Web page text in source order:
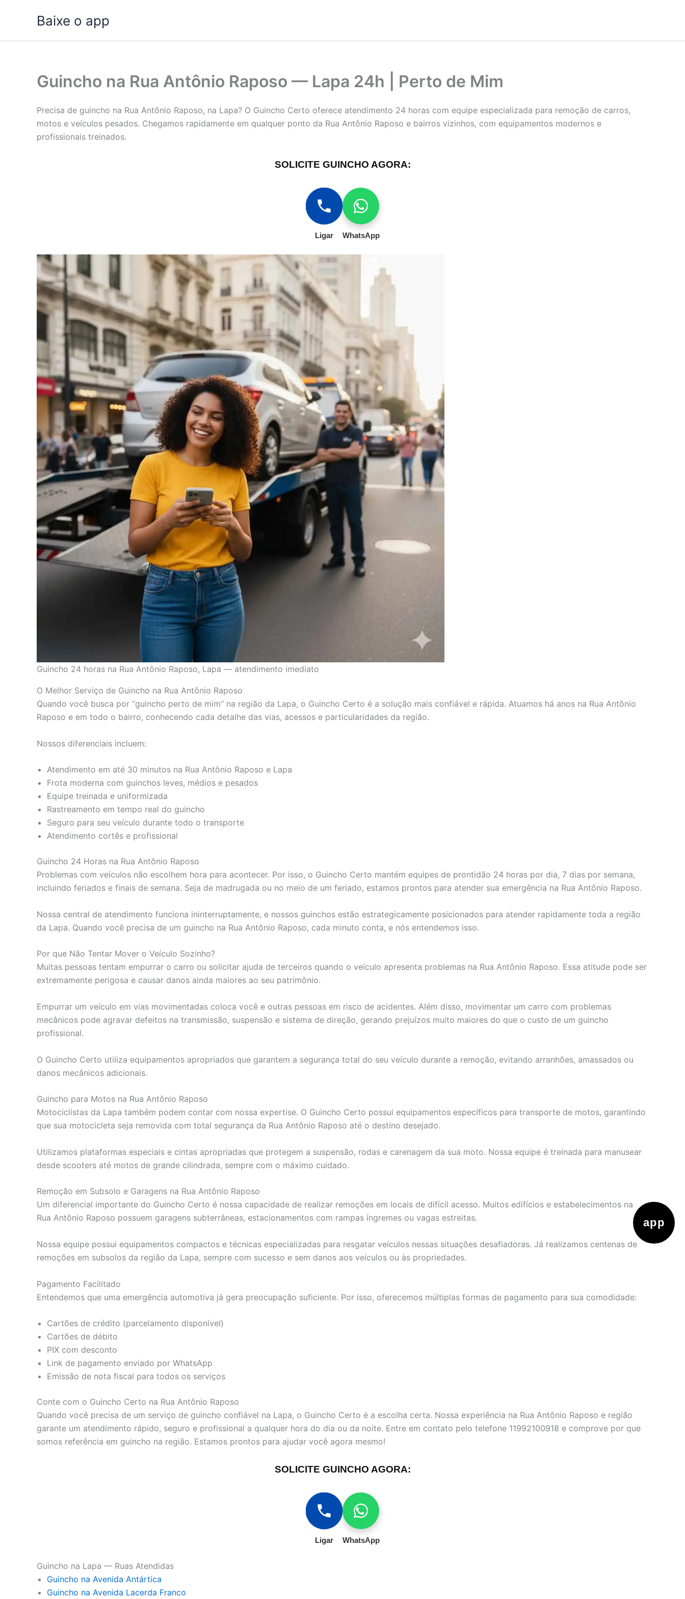
app
Baixe o app
Guincho na Rua Antônio Raposo — Lapa 24h | Perto de Mim
Precisa de guincho na Rua Antônio Raposo, na Lapa? O Guincho Certo oferece atendimento 24 horas com equipe especializada para remoção de carros,
motos e veículos pesados. Chegamos rapidamente em qualquer ponto da Rua Antônio Raposo e bairros vizinhos, com equipamentos modernos e
profissionais treinados.
SOLICITE GUINCHO AGORA:
Ligar WhatsApp
Guincho 24 horas na Rua Antônio Raposo, Lapa — atendimento imediato
O Melhor Serviço de Guincho na Rua Antônio Raposo
Quando você busca por “guincho perto de mim” na região da Lapa, o Guincho Certo é a solução mais confiável e rápida. Atuamos há anos na Rua Antônio
Raposo e em todo o bairro, conhecendo cada detalhe das vias, acessos e particularidades da região.
Nossos diferenciais incluem:
Atendimento em até 30 minutos na Rua Antônio Raposo e Lapa
Frota moderna com guinchos leves, médios e pesados
Equipe treinada e uniformizada
Rastreamento em tempo real do guincho
Seguro para seu veículo durante todo o transporte
Atendimento cortês e profissional
Guincho 24 Horas na Rua Antônio Raposo
Problemas com veículos não escolhem hora para acontecer. Por isso, o Guincho Certo mantém equipes de prontidão 24 horas por dia, 7 dias por semana,
incluindo feriados e finais de semana. Seja de madrugada ou no meio de um feriado, estamos prontos para atender sua emergência na Rua Antônio Raposo.
Nossa central de atendimento funciona ininterruptamente, e nossos guinchos estão estrategicamente posicionados para atender rapidamente toda a região
da Lapa. Quando você precisa de um guincho na Rua Antônio Raposo, cada minuto conta, e nós entendemos isso.
Por que Não Tentar Mover o Veículo Sozinho?
Muitas pessoas tentam empurrar o carro ou solicitar ajuda de terceiros quando o veículo apresenta problemas na Rua Antônio Raposo. Essa atitude pode ser
extremamente perigosa e causar danos ainda maiores ao seu patrimônio.
Empurrar um veículo em vias movimentadas coloca você e outras pessoas em risco de acidentes. Além disso, movimentar um carro com problemas
mecânicos pode agravar defeitos na transmissão, suspensão e sistema de direção, gerando prejuízos muito maiores do que o custo de um guincho
profissional.
O Guincho Certo utiliza equipamentos apropriados que garantem a segurança total do seu veículo durante a remoção, evitando arranhões, amassados ou
danos mecânicos adicionais.
Guincho para Motos na Rua Antônio Raposo
Motociclistas da Lapa também podem contar com nossa expertise. O Guincho Certo possui equipamentos específicos para transporte de motos, garantindo
que sua motocicleta seja removida com total segurança da Rua Antônio Raposo até o destino desejado.
Utilizamos plataformas especiais e cintas apropriadas que protegem a suspensão, rodas e carenagem da sua moto. Nossa equipe é treinada para manusear
desde scooters até motos de grande cilindrada, sempre com o máximo cuidado.
Remoção em Subsolo e Garagens na Rua Antônio Raposo
Um diferencial importante do Guincho Certo é nossa capacidade de realizar remoções em locais de difícil acesso. Muitos edifícios e estabelecimentos na
Rua Antônio Raposo possuem garagens subterrâneas, estacionamentos com rampas íngremes ou vagas estreitas.
Nossa equipe possui equipamentos compactos e técnicas especializadas para resgatar veículos nessas situações desafiadoras. Já realizamos centenas de
remoções em subsolos da região da Lapa, sempre com sucesso e sem danos aos veículos ou às propriedades.
Pagamento Facilitado
Entendemos que uma emergência automotiva já gera preocupação suficiente. Por isso, oferecemos múltiplas formas de pagamento para sua comodidade:
Cartões de crédito (parcelamento disponível)
Cartões de débito
PIX com desconto
Link de pagamento enviado por WhatsApp
Emissão de nota fiscal para todos os serviços
Conte com o Guincho Certo na Rua Antônio Raposo
Quando você precisa de um serviço de guincho confiável na Lapa, o Guincho Certo é a escolha certa. Nossa experiência na Rua Antônio Raposo e região
garante um atendimento rápido, seguro e profissional a qualquer hora do dia ou da noite. Entre em contato pelo telefone 11992100918 e comprove por que
somos referência em guincho na região. Estamos prontos para ajudar você agora mesmo!
SOLICITE GUINCHO AGORA:
Ligar WhatsApp
Guincho na Lapa — Ruas Atendidas
Guincho na Avenida Antártica
Guincho na Avenida Lacerda Franco